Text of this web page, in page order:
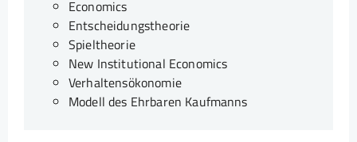
Economics
Entscheidungstheorie
Spieltheorie
New Institutional Economics
Verhaltensökonomie
Modell des Ehrbaren Kaufmanns